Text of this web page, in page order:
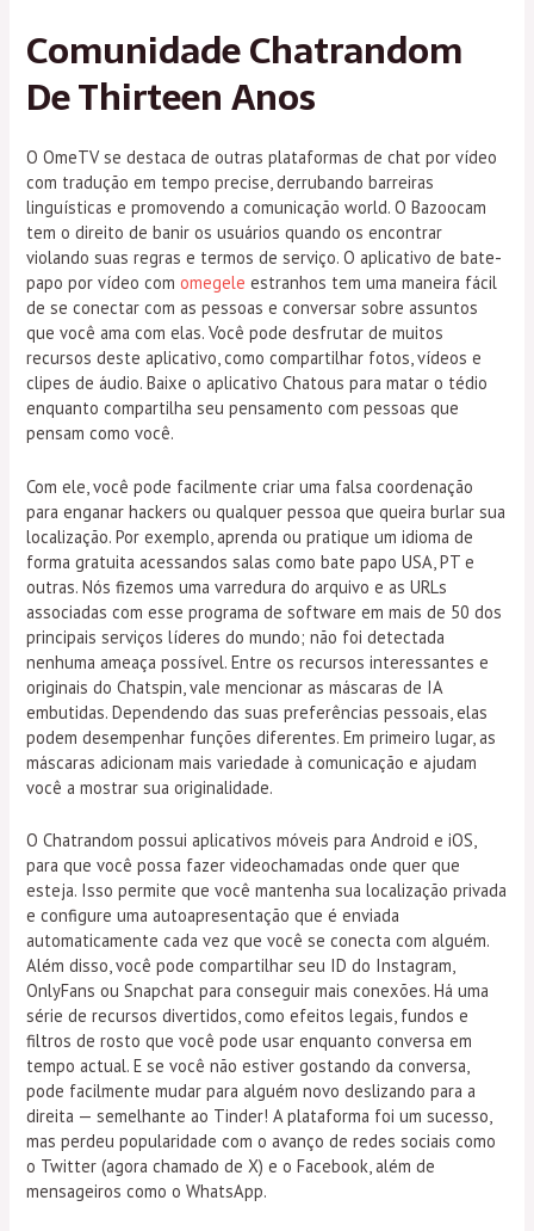
Comunidade Chatrandom
De Thirteen Anos
O OmeTV se destaca de outras plataformas de chat por vídeo
com tradução em tempo precise, derrubando barreiras
linguísticas e promovendo a comunicação world. O Bazoocam
tem o direito de banir os usuários quando os encontrar
violando suas regras e termos de serviço. O aplicativo de bate-
papo por vídeo comomegele estranhos tem uma maneira fácil
de se conectar com as pessoas e conversar sobre assuntos
que você ama com elas. Você pode desfrutar de muitos
recursos deste aplicativo, como compartilhar fotos, vídeos e
clipes de áudio. Baixe o aplicativo Chatous para matar o tédio
enquanto compartilha seu pensamento com pessoas que
pensam como você.
Com ele, você pode facilmente criar uma falsa coordenação
para enganar hackers ou qualquer pessoa que queira burlar sua
localização. Por exemplo, aprenda ou pratique um idioma de
forma gratuita acessandos salas como bate papo USA, PT e
outras. Nós fizemos uma varredura do arquivo e as URLs
associadas com esse programa de software em mais de 50 dos
principais serviços líderes do mundo; não foi detectada
nenhuma ameaça possível. Entre os recursos interessantes e
originais do Chatspin, vale mencionar as máscaras de IA
embutidas. Dependendo das suas preferências pessoais, elas
podem desempenhar funções diferentes. Em primeiro lugar, as
máscaras adicionam mais variedade à comunicação e ajudam
você a mostrar sua originalidade.
O Chatrandom possui aplicativos móveis para Android e iOS,
para que você possa fazer videochamadas onde quer que
esteja. Isso permite que você mantenha sua localização privada
e configure uma autoapresentação que é enviada
automaticamente cada vez que você se conecta com alguém.
Além disso, você pode compartilhar seu ID do Instagram,
OnlyFans ou Snapchat para conseguir mais conexões. Há uma
série de recursos divertidos, como efeitos legais, fundos e
filtros de rosto que você pode usar enquanto conversa em
tempo actual. E se você não estiver gostando da conversa,
pode facilmente mudar para alguém novo deslizando para a
direita — semelhante ao Tinder! A plataforma foi um sucesso,
mas perdeu popularidade com o avanço de redes sociais como
o Twitter (agora chamado de X) e o Facebook, além de
mensageiros como o WhatsApp.